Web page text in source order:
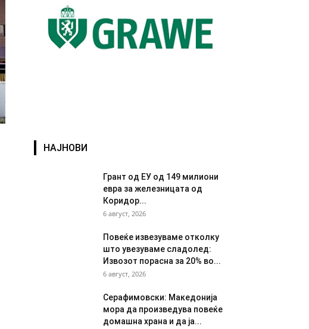
НАЈНОВИ
Грант од ЕУ од 149 милиони
евра за железницата од
Коридор...
6 август, 2026
Повеќе извезуваме отколку
што увезуваме сладолед:
Извозот порасна за 20% во...
6 август, 2026
Серафимовски: Македонија
мора да произведува повеќе
домашна храна и да ја...